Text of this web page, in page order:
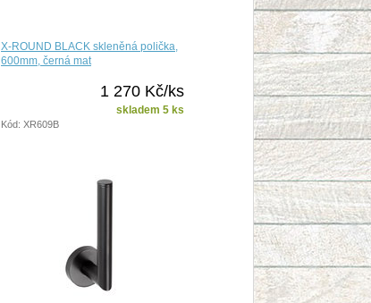
X-ROUND BLACK skleněná polička,
600mm, černá mat
1 270 Kč/ks
skladem 5 ks
Kód: XR609B